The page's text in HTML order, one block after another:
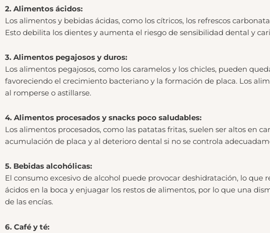
2. Alimentos ácidos:
Los alimentos y bebidas ácidas, como los cítricos, los refrescos
Esto debilita los dientes y aumenta el riesgo de sensibilidad dental y
3. Alimentos pegajosos y duros:
Los alimentos pegajosos, como los caramelos y los chicles, pueden
favoreciendo el crecimiento bacteriano y la formación de placa. Los
al romperse o astillarse.
4. Alimentos procesados y snacks poco saludables:
Los alimentos procesados, como las patatas fritas, suelen ser altos en
acumulación de placa y al deterioro dental si no se controla
5. Bebidas alcohólicas:
El consumo excesivo de alcohol puede provocar deshidratación, lo
ácidos en la boca y enjuagar los restos de alimentos, por lo que una
de las encías.
6. Café y té: